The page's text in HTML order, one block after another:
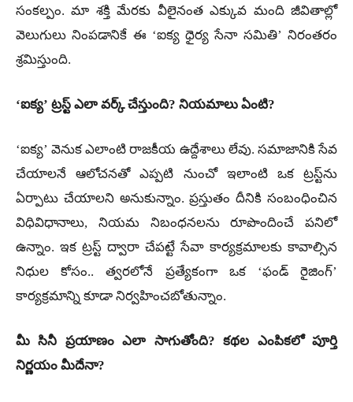
సంకల్పం. మా శక్తి మేరకు వీలైనంత ఎక్కువ మంది జీవితాల్లో
వెలుగులు నింపడానికే ఈ ‘ఐక్య ధైర్య సేనా సమితి’ నిరంతరం
శ్రమిస్తుంది.
‘ఐక్య’ ట్రస్ట్ ఎలా వర్క్ చేస్తుంది? నియమాలు ఏంటి?
‘ఐక్య’ వెనుక ఎలాంటి రాజకీయ ఉద్దేశాలు లేవు. సమాజానికి సేవ
చేయాలనే ఆలోచనతో ఎప్పటి నుంచో ఇలాంటి ఒక ట్రస్ట్‌ను
ఏర్పాటు చేయాలని అనుకున్నాం. ప్రస్తుతం దీనికి సంబంధించిన
విధివిధానాలు, నియమ నిబంధనలను రూపొందించే పనిలో
ఉన్నాం. ఇక ట్రస్ట్ ద్వారా చేపట్టే సేవా కార్యక్రమాలకు కావాల్సిన
నిధుల కోసం.. త్వరలోనే ప్రత్యేకంగా ఒక ‘ఫండ్ రైజింగ్’
కార్యక్రమాన్ని కూడా నిర్వహించబోతున్నాం.
మీ సినీ ప్రయాణం ఎలా సాగుతోంది? కథల ఎంపికలో పూర్తి
నిర్ణయం మీదేనా?